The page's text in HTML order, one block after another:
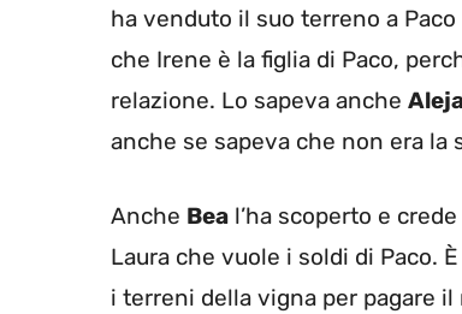
ha venduto il suo terreno a
che Irene è la figlia di Paco,
relazione. Lo sapeva anche
anche se sapeva che non era la
Anche Bea l’ha scoperto e
Laura che vuole i soldi di Paco.
i terreni della vigna per pagare il